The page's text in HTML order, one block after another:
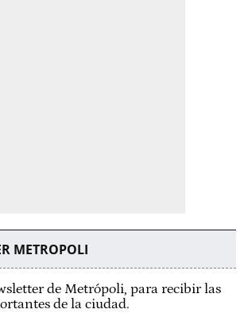
METROPOLI
de Metrópoli, para recibir las
de la ciudad.